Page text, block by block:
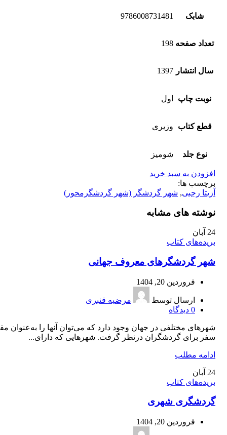
شابک 9786008731481
تعداد صفحه 198
سال انتشار 1397
نوبت چاپ اول
قطع کتاب وزیری
نوع جلد شومیز
افزودن به سبد خرید
برچسب ها:
آزیتا رجبی, شهر گردشگر (شهر گردشگرمحور)
نوشته های مشابه
24 آبان
بریده‌های کتاب
شهر گردشگر‌های معروف جهانی
فروردین 20, 1404
ارسال توسط
مرضیه قنبری
0 دیدگاه
شهرهای مختلفی در جهان وجود دارد که می‌توان آنها را به‌عنوان
سفر برای گردشگران درنظر گرفت. شهرهایی که دارای...
ادامه مطلب
24 آبان
بریده‌های کتاب
گردشگری شهری
فروردین 20, 1404